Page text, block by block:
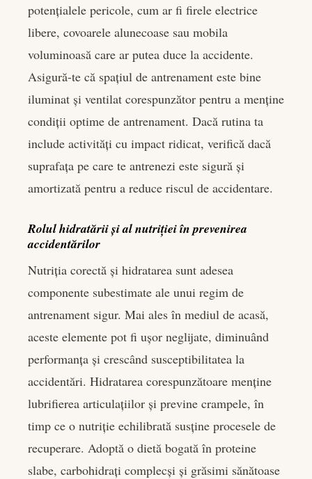
potențialele pericole, cum ar fi firele electrice
libere, covoarele alunecoase sau mobila
voluminoasă care ar putea duce la accidente.
Asigură-te că spațiul de antrenament este bine
iluminat și ventilat corespunzător pentru a menține
condiții optime de antrenament. Dacă rutina ta
include activități cu impact ridicat, verifică dacă
suprafața pe care te antrenezi este sigură și
amortizată pentru a reduce riscul de accidentare.
Rolul hidratării și al nutriției în prevenirea
accidentărilor
Nutriția corectă și hidratarea sunt adesea
componente subestimate ale unui regim de
antrenament sigur. Mai ales în mediul de acasă,
aceste elemente pot fi ușor neglijate, diminuând
performanța și crescând susceptibilitatea la
accidentări. Hidratarea corespunzătoare menține
lubrifierea articulațiilor și previne crampele, în
timp ce o nutriție echilibrată susține procesele de
recuperare. Adoptă o dietă bogată în proteine
slabe, carbohidrați complecși și grăsimi sănătoase